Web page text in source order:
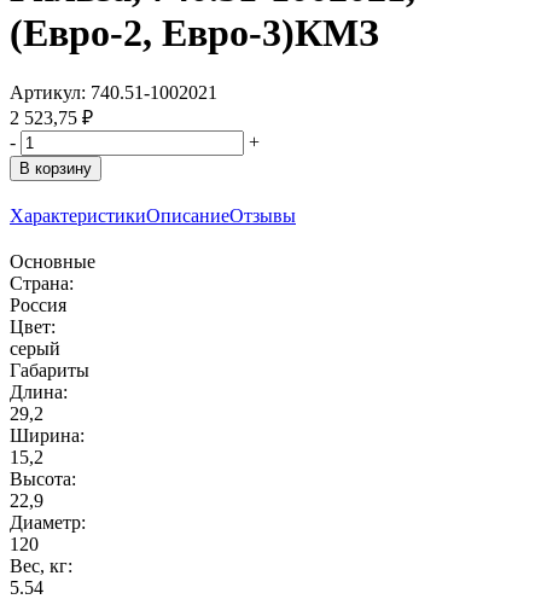
(Евро-2, Евро-3)КМЗ
Артикул: 740.51-1002021
2 523,75 ₽
-
+
В корзину
ХарактеристикиОписаниеОтзывы
Основные
Страна:
Россия
Цвет:
серый
Габариты
Длина:
29,2
Ширина:
15,2
Высота:
22,9
Диаметр:
120
Вес, кг:
5.54